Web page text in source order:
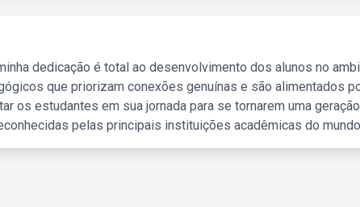
dedicação é total ao desenvolvimento dos alunos no
que priorizam conexões genuínas e são alimentados
os estudantes em sua jornada para se tornarem uma
pelas principais instituições acadêmicas do